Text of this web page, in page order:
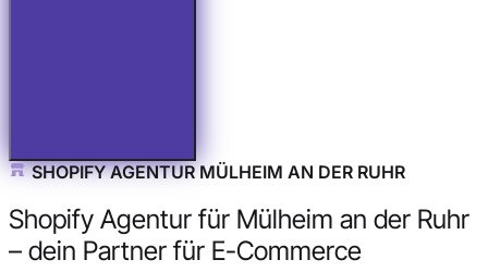
SHOPIFY AGENTUR MÜLHEIM AN DER RUHR
Shopify Agentur für Mülheim an der Ruhr
– dein Partner für E-Commerce